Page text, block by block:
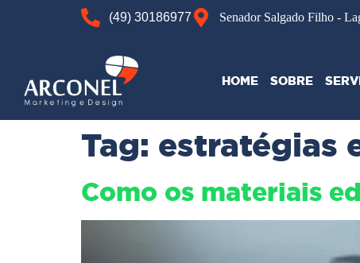
(49) 30186977 Senador Salgado Filho -
HOME SOBRE
Tag: estratégias
Como os materiais